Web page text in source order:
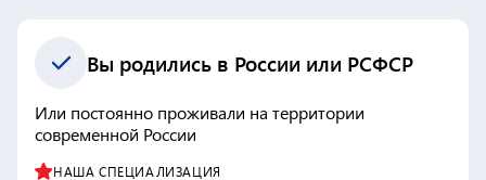
Вы родились в России или РСФСР
Или постоянно проживали на территории
современной России
НАША СПЕЦИАЛИЗАЦИЯ